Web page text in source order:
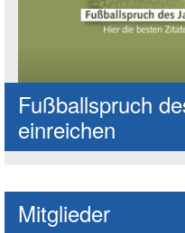
Fußballspruch
einreichen
Mitglieder